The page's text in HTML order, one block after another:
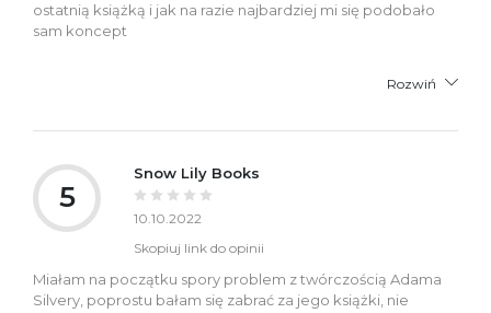
ostatnią książką i jak na razie najbardziej mi się podobało
sam koncept
Rozwiń
5
Snow Lily Books
10.10.2022
Skopiuj link do opinii
Miałam na początku spory problem z twórczością Adama
Silvery, poprostu bałam się zabrać za jego książki, nie